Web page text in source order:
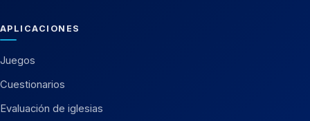
APLICACIONES
Juegos
Cuestionarios
Evaluación de iglesias